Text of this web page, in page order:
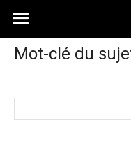
Australia-
Mot-clé du